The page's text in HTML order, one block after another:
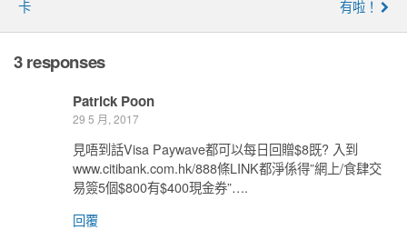
卡
有啦！
3 responses
Patrick Poon
29 5 月, 2017
見唔到話Visa Paywave都可以每日回贈$8既? 入到
www.citibank.com.hk/888條LINK都淨係得”網上/食肆交
易簽5個$800有$400現金券”….
回覆